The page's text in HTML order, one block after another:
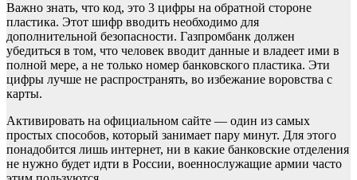
Важно знать, что код, это 3 цифры на обратной стороне
пластика. Этот шифр вводить необходимо для
дополнительной безопасности. Газпромбанк должен
убедиться в том, что человек вводит данные и владеет ими в
полной мере, а не только номер банковского пластика. Эти
цифры лучше не распространять, во избежание воровства с
карты.
Активировать на официальном сайте — один из самых
простых способов, который занимает пару минут. Для этого
понадобится лишь интернет, ни в какие банковские отделения
не нужно будет идти в России, военнослужащие армии часто